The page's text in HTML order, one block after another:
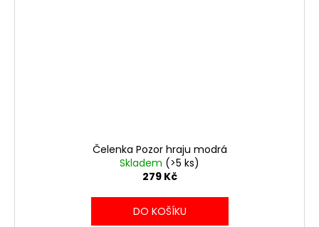
Čelenka Pozor hraju modrá
Skladem (>5 ks)
279 Kč
DO KOŠÍKU